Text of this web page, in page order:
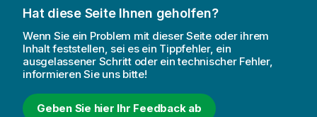
Hat diese Seite Ihnen geholfen?
Wenn Sie ein Problem mit dieser Seite oder ihrem
Inhalt feststellen, sei es ein Tippfehler, ein
ausgelassener Schritt oder ein technischer Fehler,
informieren Sie uns bitte!
Geben Sie hier Ihr Feedback ab